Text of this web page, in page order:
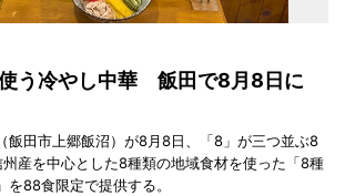
う冷やし中華 飯田で8月8日に
飯田市上郷飯沼）が8月8日、「8」が三つ並ぶ8
産を中心とした8種類の地域食材を使った「8種
88食限定で提供する。